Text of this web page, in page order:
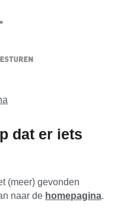
dat er iets
(meer) gevonden
naar de homepagina.